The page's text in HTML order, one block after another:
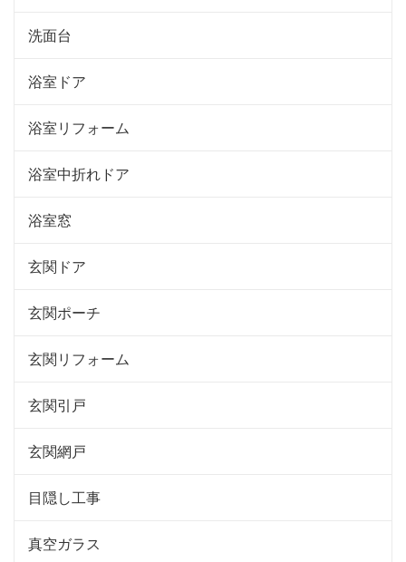
洗面台
浴室ドア
浴室リフォーム
浴室中折れドア
浴室窓
玄関ドア
玄関ポーチ
玄関リフォーム
玄関引戸
玄関網戸
目隠し工事
真空ガラス